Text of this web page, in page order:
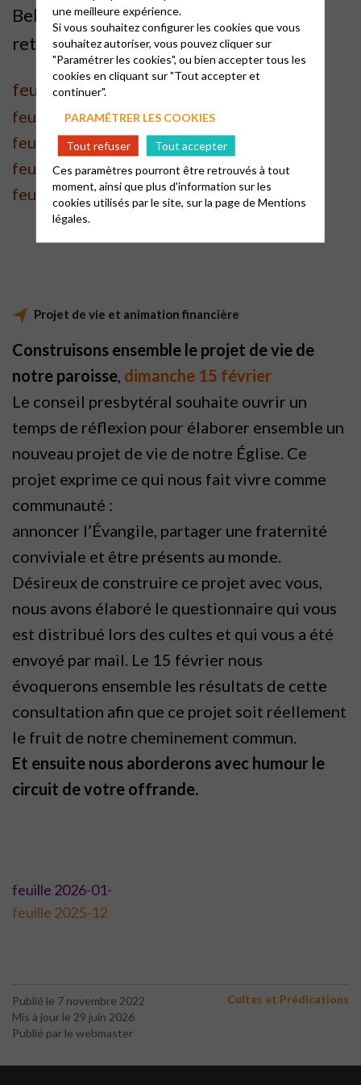
Bel été à tous, riche de rencontres et de
retrouvailles
feuille 2026-07
feuille 2026-06
feuille 2026-05
feuille 2026-04
feuille 2026-03
Projet de vie et animation financière
Construisons ensemble le projet de vie de
notre paroisse, dimanche 15 février
Le conseil presbytéral souhaite ouvrir un
temps de réflexion pour élaborer ensemble un
nouveau projet de vie de notre Église. Ce
projet exprime ce qui nous fait vivre comme
communauté :
annoncer l’Évangile, partager une fraternité
conviviale et être présents au monde.
Désireux de construire ce projet avec vous,
nous avons élaboré le questionnaire qui vous
est distribué lors des cultes et qui vous a été
envoyé par mail. Le 15 février nous
évoquerons ensemble les résultats de cette
consultation afin que ce projet soit réellement
le fruit de notre cheminement commun.
Et ensuite nous aborderons avec humour le
circuit de votre offrande.
feuille 2026-01-
feuille 2025-12
Publié le 7 novembre 2022
Mis à jour le 29 juin 2026
Publié par le webmaster
Cultes et Prédications
une meilleure expérience.
Si vous souhaitez configurer les cookies que vous
souhaitez autoriser, vous pouvez cliquer sur
"Paramétrer les cookies", ou bien accepter tous les
cookies en cliquant sur "Tout accepter et
continuer".
PARAMÉTRER LES COOKIES
Tout refuser
Tout accepter
Ces paramètres pourront être retrouvés à tout
moment, ainsi que plus d'information sur les
cookies utilisés par le site, sur la page deMentions
légales.